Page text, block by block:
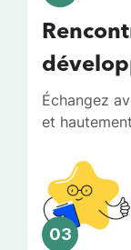
Échangez
et
03